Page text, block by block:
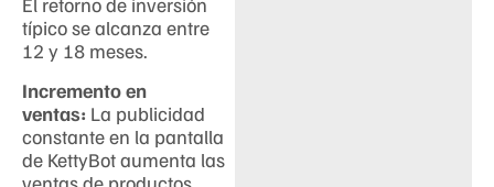
típico se alcanza entre
12 y 18 meses.
Incremento en
ventas: La publicidad
constante en la pantalla
de KettyBot aumenta las